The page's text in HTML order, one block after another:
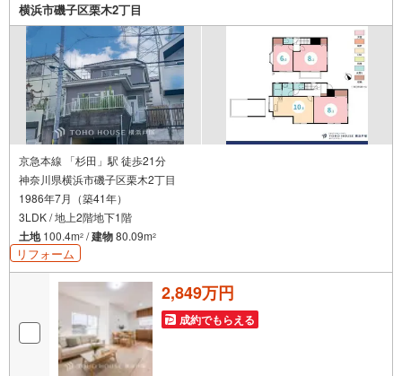
横浜市磯子区栗木2丁目
京急本線 「杉田」駅 徒歩21分
神奈川県横浜市磯子区栗木2丁目
1986年7月（築41年）
3LDK / 地上2階地下1階
土地100.4m2 /建物80.09m2
リフォーム
2,849万円
成約でもらえる